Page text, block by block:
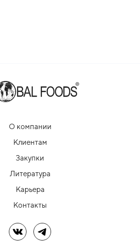
О компании
Клиентам
Закупки
Литература
Карьера
Контакты
Мы в ВКМы в Telegram